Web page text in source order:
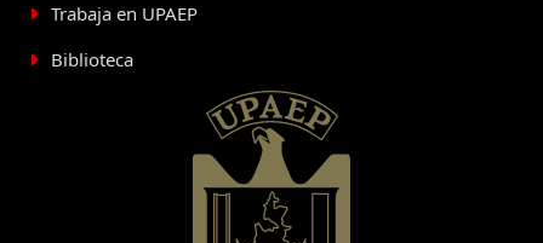
Trabaja en UPAEP
Biblioteca